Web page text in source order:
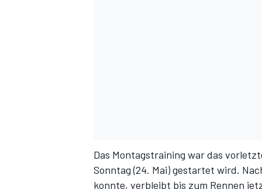
Das Montagstraining war das
Sonntag (24. Mai) gestartet wird.
konnte, verbleibt bis zum Rennen